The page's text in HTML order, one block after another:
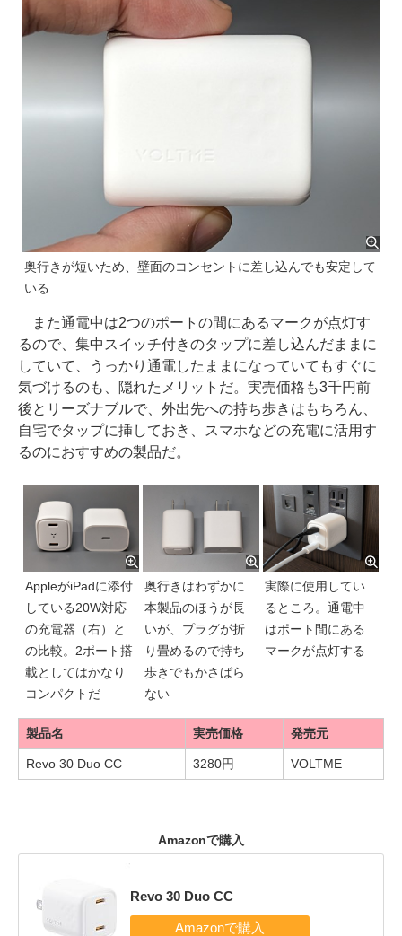
奥行きが短いため、壁面のコンセントに差し込んでも安定して
いる
また通電中は2つのポートの間にあるマークが点灯す
るので、集中スイッチ付きのタップに差し込んだままに
していて、うっかり通電したままになっていてもすぐに
気づけるのも、隠れたメリットだ。実売価格も3千円前
後とリーズナブルで、外出先への持ち歩きはもちろん、
自宅でタップに挿しておき、スマホなどの充電に活用す
るのにおすすめの製品だ。
AppleがiPadに添付
している20W対応
の充電器（右）と
の比較。2ポート搭
載としてはかなり
コンパクトだ
奥行きはわずかに
本製品のほうが長
いが、プラグが折
り畳めるので持ち
歩きでもかさばら
ない
実際に使用してい
るところ。通電中
はポート間にある
マークが点灯する
製品名 実売価格 発売元
Revo 30 Duo CC 3280円 VOLTME
Amazonで購入
Revo 30 Duo CC